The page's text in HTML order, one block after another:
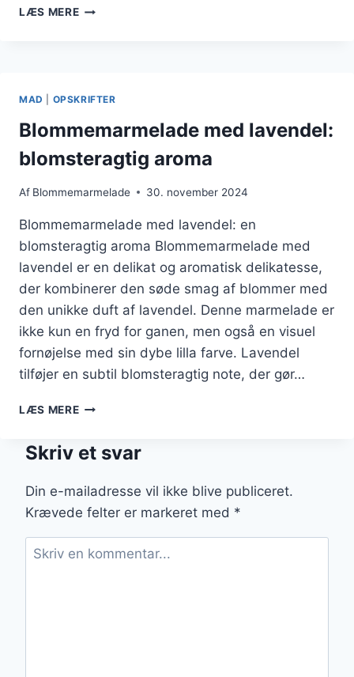
LÆS MERESØDMILD
MAD OPSKRIFTER
Blommemarmelade med lavendel:
blomsteragtig aroma
Af Blommemarmelade 30. november 2024
Blommemarmelade med lavendel: en
blomsteragtig aroma Blommemarmelade med
lavendel er en delikat og aromatisk delikatesse,
der kombinerer den søde smag af blommer med
den unikke duft af lavendel. Denne marmelade er
ikke kun en fryd for ganen, men også en visuel
fornøjelse med sin dybe lilla farve. Lavendel
tilføjer en subtil blomsteragtig note, der gør…
LÆS MEREBLOMMEMARMELADE
BLOMSTERAGTIG
Skriv et svar
Din e-mailadresse vil ikke blive publiceret.
Krævede felter er markeret med *